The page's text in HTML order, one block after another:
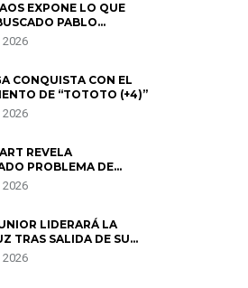
EXPONE LO QUE
PABLO
ALE FULLER: “UNA
QUERÍA EL
CONQUISTA CON EL
DE “TOTOTO (+4)”
REVELA
PROBLEMA DE
DE SEPARARSE DE
ENCONTRARON UN
LIDERARÁ LA
TRAS SALIDA DE SU
POLÉMICA CON